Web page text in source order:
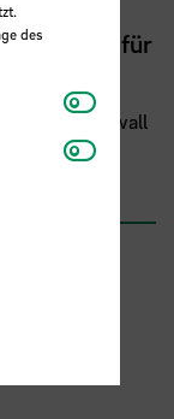
2026 für
Neustadtswall
des
Matomo
Youtube